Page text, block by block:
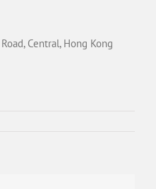
Central, Hong Kong